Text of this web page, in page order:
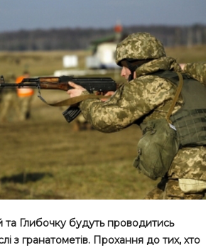
та Глибочку будуть проводитись
з гранатометів. Прохання до тих, хто